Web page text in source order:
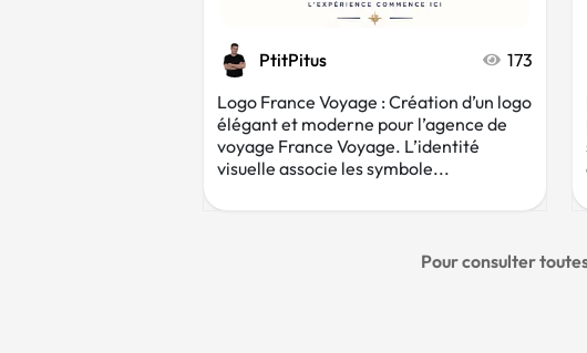
PtitPitus
173
Logo France Voyage : Création d’un logo
élégant et moderne pour l’agence de
voyage France Voyage. L’identité
visuelle associe les symbole...
Pour consulter